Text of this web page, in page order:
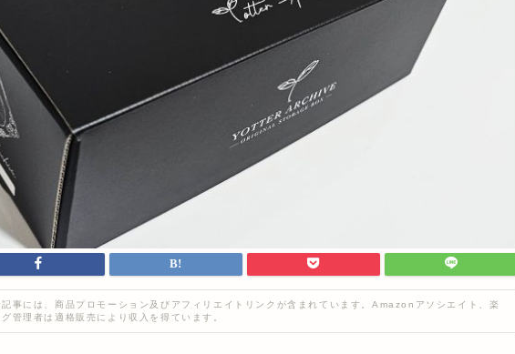
記事には、商品プロモーション及びアフィリエイトリンクが含まれています。Amazonアソシエイト、楽
管理者は適格販売により収入を得ています。